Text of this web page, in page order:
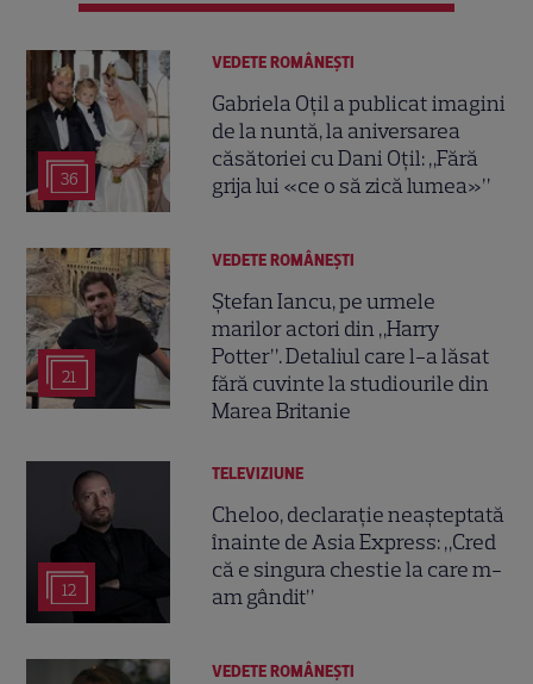
36
VEDETE ROMÂNEŞTI
Gabriela Oțil a publicat imagini
de la nuntă, la aniversarea
căsătoriei cu Dani Oțil: „Fără
grija lui «ce o să zică lumea»”
21
VEDETE ROMÂNEŞTI
Ștefan Iancu, pe urmele
marilor actori din „Harry
Potter”. Detaliul care l-a lăsat
fără cuvinte la studiourile din
Marea Britanie
12
TELEVIZIUNE
Cheloo, declarație neașteptată
înainte de Asia Express: „Cred
că e singura chestie la care m-
am gândit”
VEDETE ROMÂNEŞTI